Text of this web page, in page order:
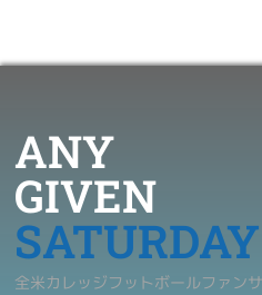
ANY
GIVEN
SATURDAY
全米カレッジフットボールファン